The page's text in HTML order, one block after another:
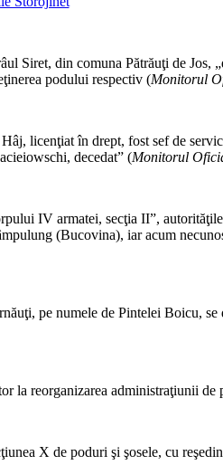
Siret, din comuna Pătrăuţi de
podului respectiv (Monitorul
licenţiat în drept, fost sef de
decedat” (Monitorul
IV armatei, secţia II”,
(Bucovina), iar acum
pe numele de Pintelei Boicu,
la reorganizarea administraţiunii de
X de poduri şi şosele, cu